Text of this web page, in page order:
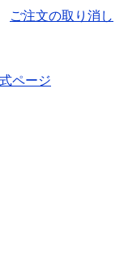
ご注文の取り消し
ページ